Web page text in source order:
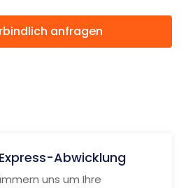
anfragen
Abwicklung
uns um Ihre